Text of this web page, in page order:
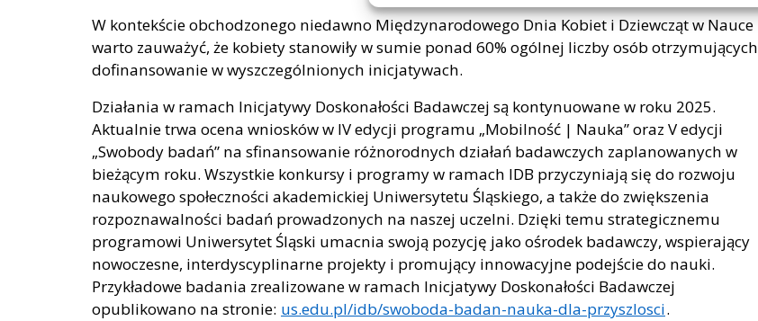
W kontekście obchodzonego niedawno Międzynarodowego Dnia Kobiet i Dziewcząt w Nauce
warto zauważyć, że kobiety stanowiły w sumie ponad 60% ogólnej liczby osób otrzymujących
dofinansowanie w wyszczególnionych inicjatywach.
Działania w ramach Inicjatywy Doskonałości Badawczej są kontynuowane w roku 2025.
Aktualnie trwa ocena wniosków w IV edycji programu „Mobilność | Nauka” oraz V edycji
„Swobody badań” na sfinansowanie różnorodnych działań badawczych zaplanowanych w
bieżącym roku. Wszystkie konkursy i programy w ramach IDB przyczyniają się do rozwoju
naukowego społeczności akademickiej Uniwersytetu Śląskiego, a także do zwiększenia
rozpoznawalności badań prowadzonych na naszej uczelni. Dzięki temu strategicznemu
programowi Uniwersytet Śląski umacnia swoją pozycję jako ośrodek badawczy, wspierający
nowoczesne, interdyscyplinarne projekty i promujący innowacyjne podejście do nauki.
Przykładowe badania zrealizowane w ramach Inicjatywy Doskonałości Badawczej
opublikowano na stronie: us.edu.pl/idb/swoboda-badan-nauka-dla-przyszlosci.